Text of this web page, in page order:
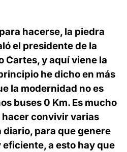
hacerse, la piedra
el presidente de la
Cartes, y aquí viene la
he dicho en más
la modernidad no es
buses 0 Km. Es mucho
hacer convivir varias
diario, para que genere
a esto hay que